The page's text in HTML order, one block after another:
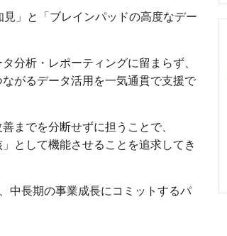
」と「ブレインパッドの高度なデー
分析・レポーティングに留まらず、
がるデータ活用を一気通貫で支援で
までを分断せずに担うことで、
として機能させることを追求してき
中長期の事業成長にコミットするパ